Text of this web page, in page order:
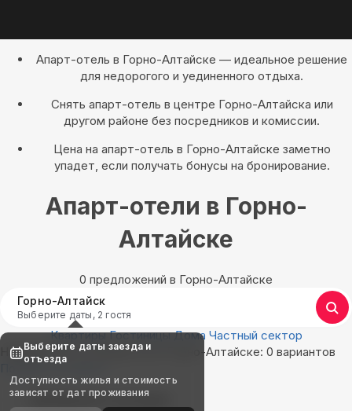
Апарт-отель в Горно-Алтайске — идеальное решение
для недорогого и уединенного отдыха.
Снять апарт-отель в центре Горно-Алтайска или
другом районе без посредников и комиссии.
Цена на апарт-отель в Горно-Алтайске заметно
упадет, если получать бонусы на бронирование.
Апарт-отели в Горно-
Алтайске
0 предложений в Горно-Алтайске
Горно-Алтайск
Выберите даты, 2 гостя
Квартиры Гостиницы Дома Частный сектор
Найдём, где остановиться в Горно-Алтайске: 0 вариантов
Показать на карте
Выбирайте лучшее
Выберите даты заезда и
отъезда
Доступность жилья и стоимость
зависят от дат проживания